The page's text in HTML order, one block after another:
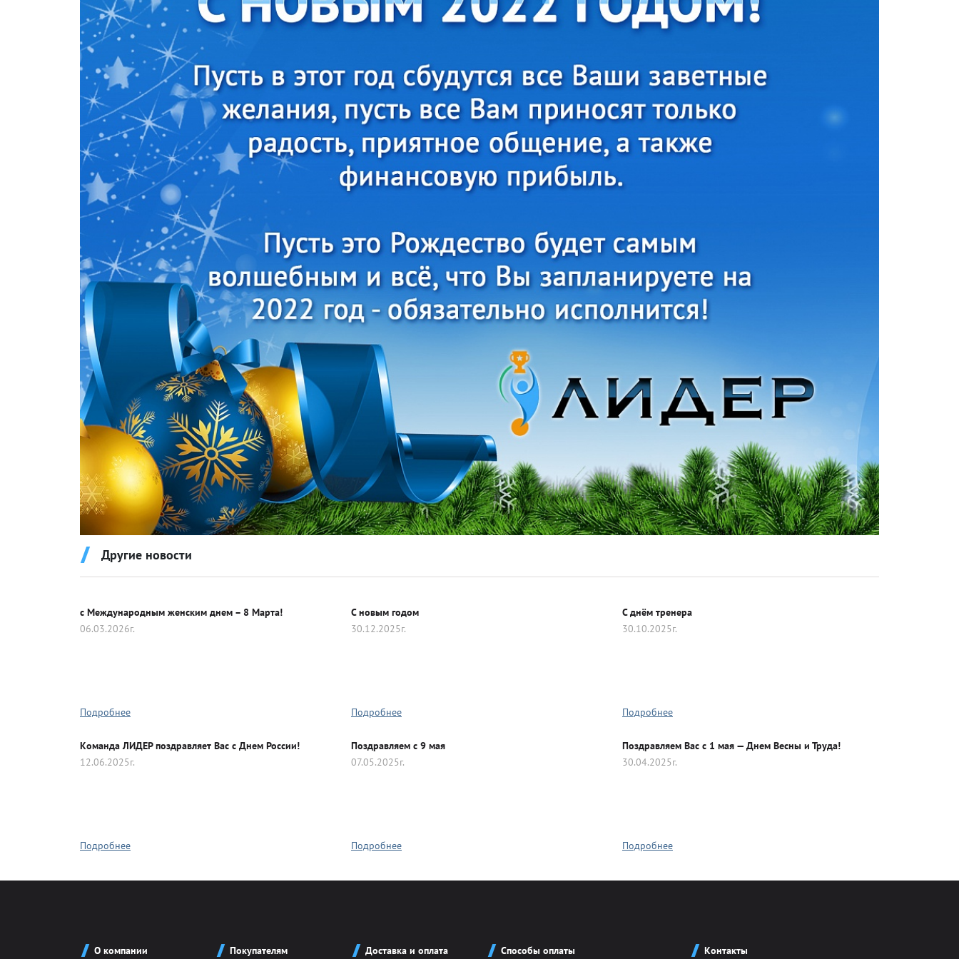
Крышки для кубков
Авто-мото спорт Азартные игры Атлетика
Бокс Боулинг Велоспорт
Водный спорт Волейбол Гандбол
Герб России Гимнастика
Гребной спорт Единоборство Животные (собаки - кошки)
Конный спорт Лыжный спорт Пожарно-прикладной спорт
Танцевальный спорт Творчество Музыка Теннис
Хоккей Шахматы
Другие новости
с Международным женским днем – 8 Марта!
06.03.2026г.
Подробнее
C новым годом
30.12.2025г.
Подробнее
С днём тренера
30.10.2025г.
Подробнее
Команда ЛИДЕР поздравляет Вас с Днем России!
12.06.2025г.
Подробнее
Поздравляем с 9 мая
07.05.2025г.
Подробнее
Поздравляем Вас с 1 мая — Днем Весны и Труда!
30.04.2025г.
Подробнее
О компании Покупателям Доставка и оплата Контакты
Способы оплаты